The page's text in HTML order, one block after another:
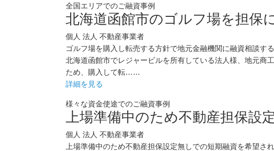
全国エリアでのご融資事例
北海道函館市のゴルフ場を担保
個人 法人 不動産事業者
ゴルフ場を購入し転売する方針で地元金融機関に融資相談す
北海道函館市でレジャービルを所有している法人様、地元商
ため、購入して転……
詳細を見る
様々な資金使途でのご融資事例
上場準備中のため不動産担保設
個人 法人 不動産事業者
上場準備中のため不動産担保設定無しでの短期融資を希望さ